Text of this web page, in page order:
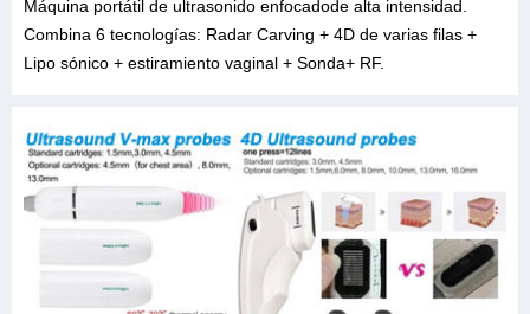
Máquina portátil de ultrasonido enfocadode alta intensidad.
Combina 6 tecnologías: Radar Carving + 4D de varias filas +
Lipo sónico + estiramiento vaginal + Sonda+ RF.